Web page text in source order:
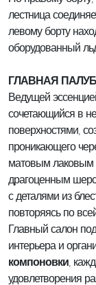
лестница
левому борту
оборудованный
ГЛАВНАЯ
Ведущей
сочетающийся в
поверхностями,
проникающего
матовым лаковым
драгоценным
с деталями из
повторяясь по
Главный салон
интерьера и
компоновки ,
удовлетворения